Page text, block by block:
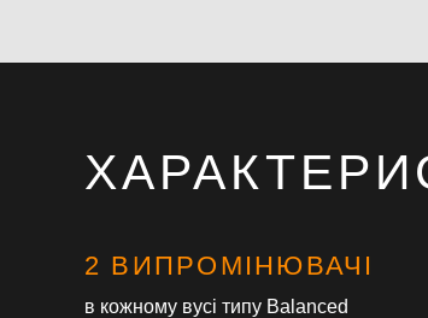
2 ВИПРОМІНЮВАЧІ
в кожному вусі типу Balanced